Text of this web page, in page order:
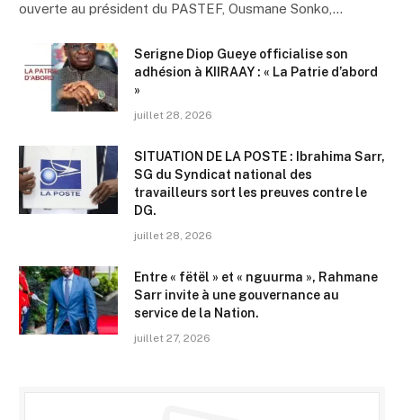
ouverte au président du PASTEF, Ousmane Sonko,…
Serigne Diop Gueye officialise son
adhésion à KIIRAAY : « La Patrie d’abord
»
juillet 28, 2026
SITUATION DE LA POSTE : Ibrahima Sarr,
SG du Syndicat national des
travailleurs sort les preuves contre le
DG.
juillet 28, 2026
Entre « fëtël » et « nguurma », Rahmane
Sarr invite à une gouvernance au
service de la Nation.
juillet 27, 2026